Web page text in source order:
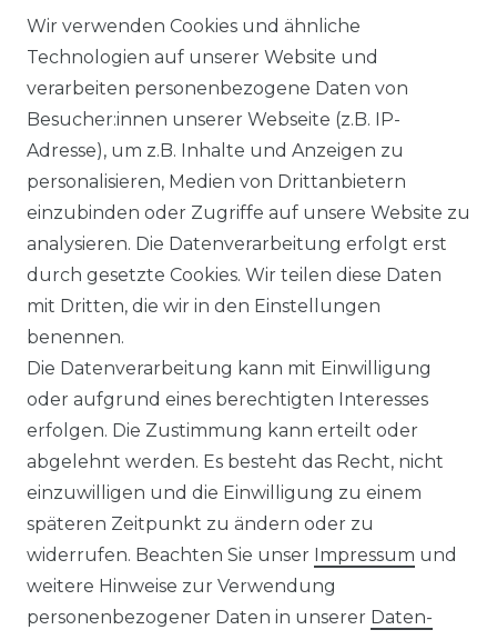
Ähnlicher Artikel
Artikelpaket :
UVP 49,99 €
ab 47,99 € *
Impressum Daten­schutz­erklärung
Wir verwenden Cookies und ähnliche
Technologien auf unserer Website und
verarbeiten personenbezogene Daten von
Besucher:innen unserer Webseite (z.B. IP-
Adresse), um z.B. Inhalte und Anzeigen zu
personalisieren, Medien von Drittanbietern
einzubinden oder Zugriffe auf unsere Website zu
analysieren. Die Datenverarbeitung erfolgt erst
durch gesetzte Cookies. Wir teilen diese Daten
mit Dritten, die wir in den Einstellungen
benennen.
Die Datenverarbeitung kann mit Einwilligung
oder aufgrund eines berechtigten Interesses
erfolgen. Die Zustimmung kann erteilt oder
abgelehnt werden. Es besteht das Recht, nicht
einzuwilligen und die Einwilligung zu einem
späteren Zeitpunkt zu ändern oder zu
widerrufen. Beachten Sie unser Impressum und
weitere Hinweise zur Verwendung
personenbezogener Daten in unserer Daten­